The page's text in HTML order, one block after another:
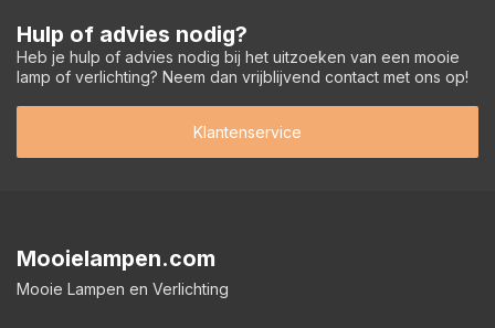
Hulp of advies nodig?
Heb je hulp of advies nodig bij het uitzoeken van een mooie
lamp of verlichting? Neem dan vrijblijvend contact met ons op!
Klantenservice
Mooielampen.com
Mooie Lampen en Verlichting